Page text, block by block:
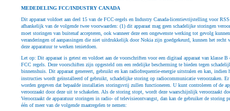
MEDEDELING FCC/INDUSTRY CANADA
Dit apparaat voldoet aan deel 15 van de FCC-regels en Industry Canada-licentievrijstelling voor
afhankelijk van de volgende twee voorwaarden: (1) dit apparaat mag geen schadelijke storingen
moet storingen van buitenaf accepteren, ook wanneer deze een ongewenste werking tot gevolg
veranderingen of aanpassingen die niet uitdrukkelijk door Nokia zijn goedgekeurd, kunnen het recht
deze apparatuur te werken tenietdoen.
Let op: Dit apparaat is getest en voldoet aan de voorschriften voor een digitaal apparaat van klasse
FCC regels. Deze voorschiften zijn opgesteld om een redelijke bescherming te bieden tegen
binnenshuis. Dit apparaat genereert, gebruikt en kan radiofrequentie-energie uitstralen en kan, indien
instructies wordt geïnstalleerd of gebruikt, schadelijke storing op radiocommunicatie veroorzaken. Er
worden gegeven dat bepaalde installaties storingsvrij zullen functioneren. U kunt controleren of de
veroorzaakt door deze uit te schakelen. Als de storing stopt, wordt deze waarschijnlijk veroorzaakt
Veroorzaakt de apparatuur storingen in radio- of televisieontvangst, dan kan de gebruiker de storing
één of meer van de volgende maatregelen te nemen: